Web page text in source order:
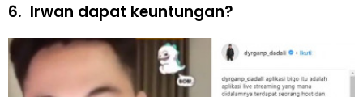
6. Irwan dapat keuntungan?